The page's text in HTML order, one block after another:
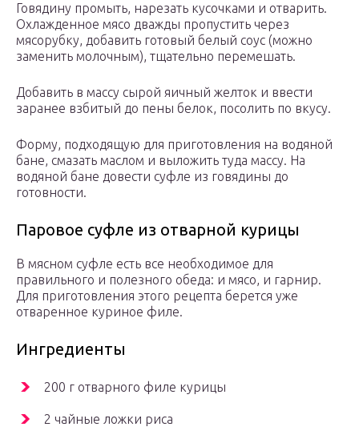
Говядину промыть, нарезать кусочками и отварить.
Охлажденное мясо дважды пропустить через
мясорубку, добавить готовый белый соус (можно
заменить молочным), тщательно перемешать.
Добавить в массу сырой яичный желток и ввести
заранее взбитый до пены белок, посолить по вкусу.
Форму, подходящую для приготовления на водяной
бане, смазать маслом и выложить туда массу. На
водяной бане довести суфле из говядины до
готовности.
Паровое суфле из отварной курицы
В мясном суфле есть все необходимое для
правильного и полезного обеда: и мясо, и гарнир.
Для приготовления этого рецепта берется уже
отваренное куриное филе.
Ингредиенты
200 г отварного филе курицы
2 чайные ложки риса